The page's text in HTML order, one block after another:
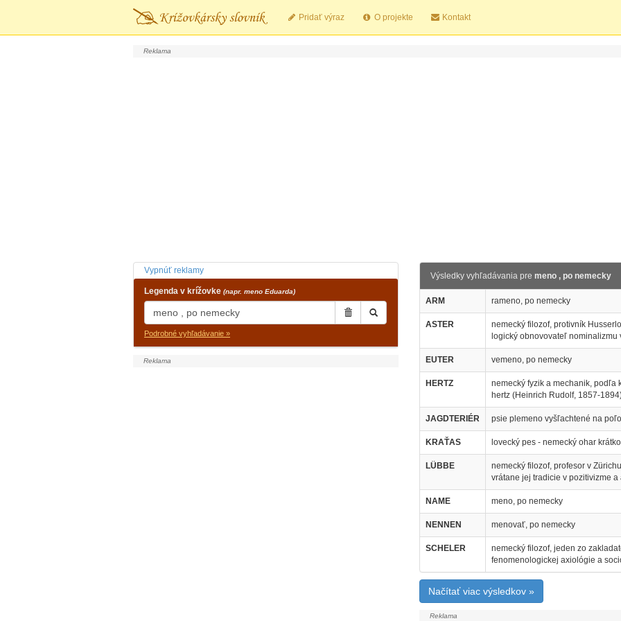
Pridať výraz O projekte Kontakt
Vypnúť reklamy
Legenda v krížovke (napr. meno Eduarda)
Podrobné vyhľadávanie »
Výsledky vyhľadávania pre meno , po nemecky
ARM rameno, po nemecky
ASTER
nemecký filozof, protivník
logický obnovovateľ
EUTER vemeno, po nemecky
HERTZ
nemecký fyzik a mechanik, podľa
hertz (Heinrich Rudolf, 1857-
JAGDTERIÉR psie plemeno vyšľachtené na
KRAŤAS lovecký pes - nemecký ohar
LÜBBE
nemecký filozof, profesor v
vrátane jej tradicie v pozitivizme
NAME meno, po nemecky
NENNEN menovať, po nemecky
SCHELER
nemecký filozof, jeden zo
fenomenologickej axiológie a
Načítať viac výsledkov »